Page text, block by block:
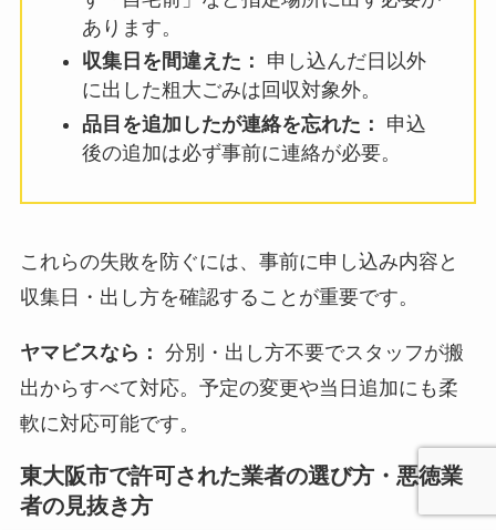
あります。
収集日を間違えた：
申し込んだ日以外
に出した粗大ごみは回収対象外。
品目を追加したが連絡を忘れた：
申込
後の追加は必ず事前に連絡が必要。
これらの失敗を防ぐには、事前に申し込み内容と
収集日・出し方を確認することが重要です。
ヤマビスなら： 分別・出し方不要でスタッフが搬
出からすべて対応。予定の変更や当日追加にも柔
軟に対応可能です。
東大阪市で許可された業者の選び方・悪徳業
者の見抜き方